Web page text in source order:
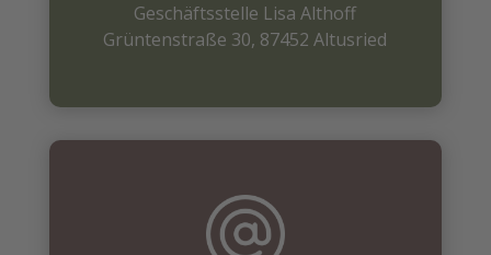
Geschäftsstelle Lisa Althoff
Grüntenstraße 30, 87452 Altusried